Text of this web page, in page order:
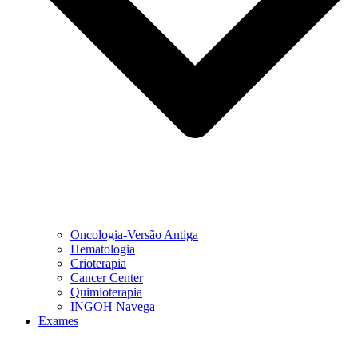
Oncologia-Versão Antiga
Hematologia
Crioterapia
Cancer Center
Quimioterapia
INGOH Navega
Exames